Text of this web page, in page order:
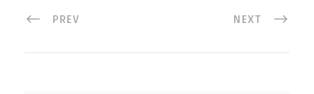
PREV NEXT